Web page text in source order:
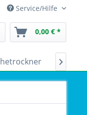
Service/Hilfe
0,00 € *
